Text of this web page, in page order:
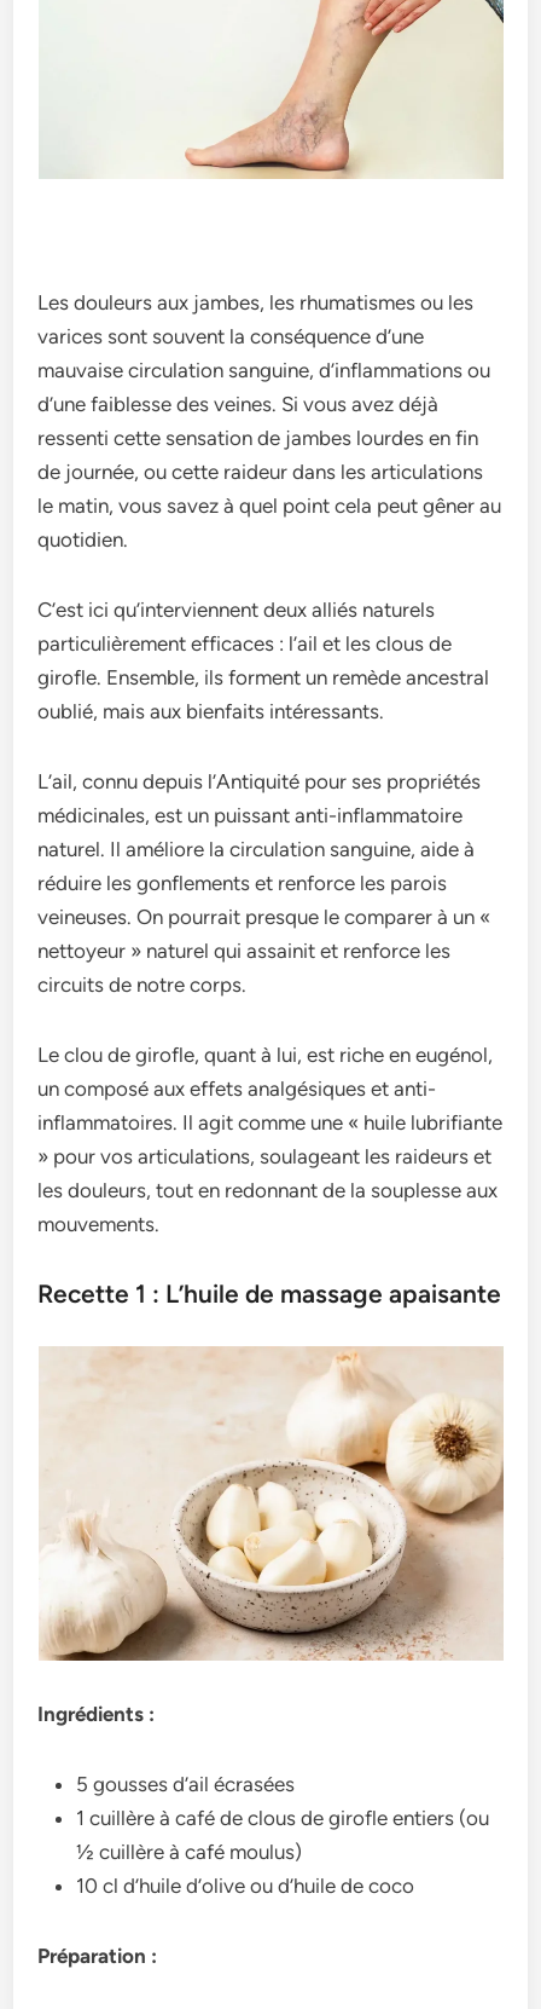
Les douleurs aux jambes, les rhumatismes ou les
varices sont souvent la conséquence d’une
mauvaise circulation sanguine, d’inflammations ou
d’une faiblesse des veines. Si vous avez déjà
ressenti cette sensation de jambes lourdes en fin
de journée, ou cette raideur dans les articulations
le matin, vous savez à quel point cela peut gêner au
quotidien.
C’est ici qu’interviennent deux alliés naturels
particulièrement efficaces : l’ail et les clous de
girofle. Ensemble, ils forment un remède ancestral
oublié, mais aux bienfaits intéressants.
L’ail, connu depuis l’Antiquité pour ses propriétés
médicinales, est un puissant anti-inflammatoire
naturel. Il améliore la circulation sanguine, aide à
réduire les gonflements et renforce les parois
veineuses. On pourrait presque le comparer à un «
nettoyeur » naturel qui assainit et renforce les
circuits de notre corps.
Le clou de girofle, quant à lui, est riche en eugénol,
un composé aux effets analgésiques et anti-
inflammatoires. Il agit comme une « huile lubrifiante
» pour vos articulations, soulageant les raideurs et
les douleurs, tout en redonnant de la souplesse aux
mouvements.
Recette 1 : L’huile de massage apaisante
Ingrédients :
5 gousses d’ail écrasées
1 cuillère à café de clous de girofle entiers (ou
½ cuillère à café moulus)
10 cl d’huile d’olive ou d’huile de coco
Préparation :